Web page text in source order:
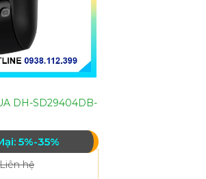
DH-SD29404DB-
5%-35%
hệ